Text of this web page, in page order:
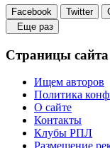
Facebook Twitter
Еще раз
Страницы сайта
Ищем авторов
Политика
О сайте
Контакты
Клубы РПЛ